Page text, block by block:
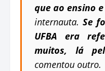
que ao ensino
internauta. Se
UFBA era
muitos, lá
comentou outro.